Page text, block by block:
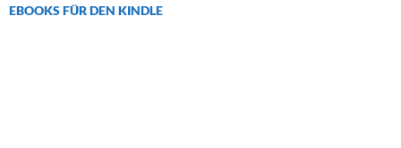
EBOOKS FÜR DEN KINDLE